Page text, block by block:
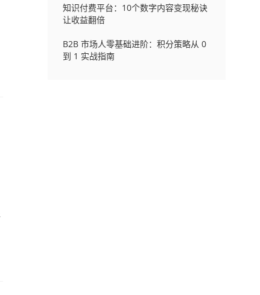
知识付费平台：10个数字内容变现秘诀
让收益翻倍
B2B 市场人零基础进阶：积分策略从 0
到 1 实战指南